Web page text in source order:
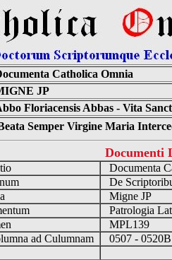
Catholica Omnia
JP
Floriacensis Abbas - Vita
Semper Virgine Maria
Documenti
Documenta
De
Migne JP
Patrologia
MPL139
ad Culumnam
0507 - 0520B